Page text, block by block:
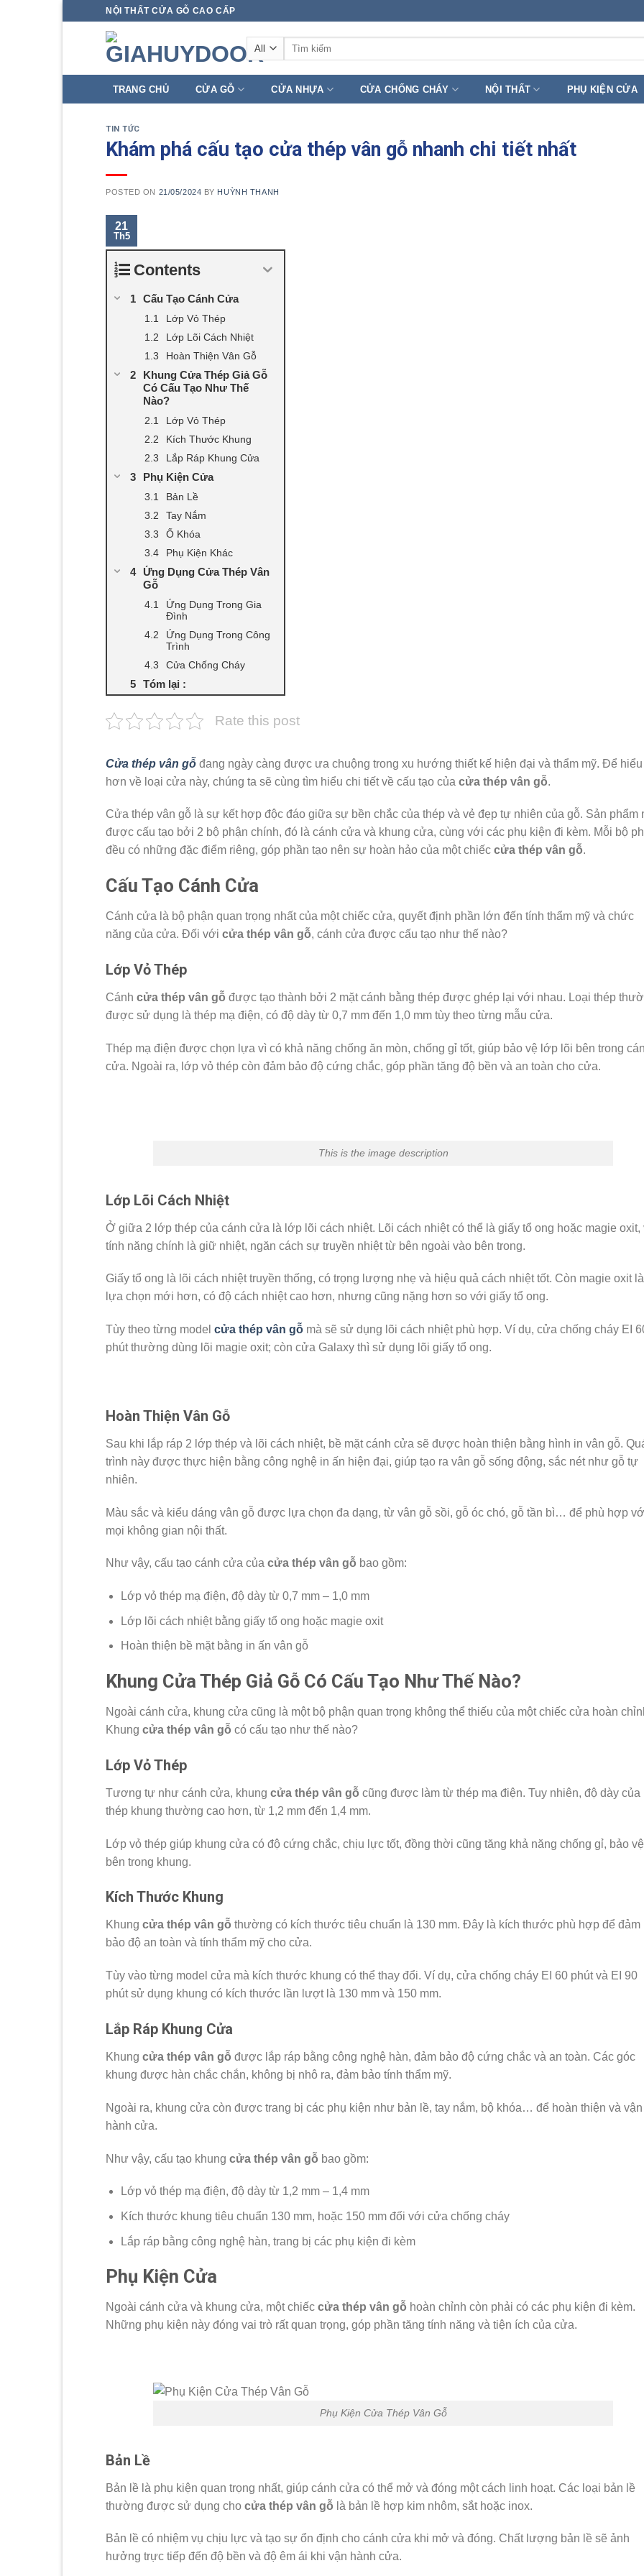
NỘI THẤT CỬA GỖ CAO CẤP
Tìm
TRANG CHỦ CỬA GỖ CỬA NHỰA CỬA CHỐNG CHÁY NỘI THẤT PHỤ KIỆN CỬA
TIN TỨC
Khám phá cấu tạo cửa thép vân gỗ nhanh chi tiết nhất
POSTED ON 21/05/2024 BY HUỲNH THANH
21
Th5
Contents
Cấu Tạo Cánh Cửa
Lớp Vỏ Thép
Lớp Lõi Cách Nhiệt
Hoàn Thiện Vân Gỗ
Khung Cửa Thép Giả Gỗ
Có Cấu Tạo Như Thế
Nào?
Lớp Vỏ Thép
Kích Thước Khung
Lắp Ráp Khung Cửa
Phụ Kiện Cửa
Bản Lề
Tay Nắm
Ổ Khóa
Phụ Kiện Khác
Ứng Dụng Cửa Thép Vân
Gỗ
Ứng Dụng Trong Gia
Đình
Ứng Dụng Trong Công
Trình
Cửa Chống Cháy
Tóm lại :
Rate this post
Cửa thép vân gỗ đang ngày càng được ưa chuộng trong xu hướng thiết kế hiện đại và thẩm mỹ. Để hiểu
hơn về loại cửa này, chúng ta sẽ cùng tìm hiểu chi tiết về cấu tạo của cửa thép vân gỗ.
Cửa thép vân gỗ là sự kết hợp độc đáo giữa sự bền chắc của thép và vẻ đẹp tự nhiên của gỗ. Sản phẩm
được cấu tạo bởi 2 bộ phận chính, đó là cánh cửa và khung cửa, cùng với các phụ kiện đi kèm. Mỗi bộ
đều có những đặc điểm riêng, góp phần tạo nên sự hoàn hảo của một chiếc cửa thép vân gỗ.
Cấu Tạo Cánh Cửa
Cánh cửa là bộ phận quan trọng nhất của một chiếc cửa, quyết định phần lớn đến tính thẩm mỹ và chức
năng của cửa. Đối với cửa thép vân gỗ, cánh cửa được cấu tạo như thế nào?
Lớp Vỏ Thép
Cánh cửa thép vân gỗ được tạo thành bởi 2 mặt cánh bằng thép được ghép lại với nhau. Loại thép
được sử dụng là thép mạ điện, có độ dày từ 0,7 mm đến 1,0 mm tùy theo từng mẫu cửa.
Thép mạ điện được chọn lựa vì có khả năng chống ăn mòn, chống gỉ tốt, giúp bảo vệ lớp lõi bên trong
cửa. Ngoài ra, lớp vỏ thép còn đảm bảo độ cứng chắc, góp phần tăng độ bền và an toàn cho cửa.
This is the image description
Lớp Lõi Cách Nhiệt
Ở giữa 2 lớp thép của cánh cửa là lớp lõi cách nhiệt. Lõi cách nhiệt có thể là giấy tổ ong hoặc magie oxit,
tính năng chính là giữ nhiệt, ngăn cách sự truyền nhiệt từ bên ngoài vào bên trong.
Giấy tổ ong là lõi cách nhiệt truyền thống, có trọng lượng nhẹ và hiệu quả cách nhiệt tốt. Còn magie oxit là
lựa chọn mới hơn, có độ cách nhiệt cao hơn, nhưng cũng nặng hơn so với giấy tổ ong.
Tùy theo từng model cửa thép vân gỗ mà sẽ sử dụng lõi cách nhiệt phù hợp. Ví dụ, cửa chống cháy EI
phút thường dùng lõi magie oxit; còn cửa Galaxy thì sử dụng lõi giấy tổ ong.
Hoàn Thiện Vân Gỗ
Sau khi lắp ráp 2 lớp thép và lõi cách nhiệt, bề mặt cánh cửa sẽ được hoàn thiện bằng hình in vân gỗ.
trình này được thực hiện bằng công nghệ in ấn hiện đại, giúp tạo ra vân gỗ sống động, sắc nét như gỗ tự
nhiên.
Màu sắc và kiểu dáng vân gỗ được lựa chọn đa dạng, từ vân gỗ sồi, gỗ óc chó, gỗ tần bì… để phù hợp
mọi không gian nội thất.
Như vậy, cấu tạo cánh cửa của cửa thép vân gỗ bao gồm:
Lớp vỏ thép mạ điện, độ dày từ 0,7 mm – 1,0 mm
Lớp lõi cách nhiệt bằng giấy tổ ong hoặc magie oxit
Hoàn thiện bề mặt bằng in ấn vân gỗ
Khung Cửa Thép Giả Gỗ Có Cấu Tạo Như Thế Nào?
Ngoài cánh cửa, khung cửa cũng là một bộ phận quan trọng không thể thiếu của một chiếc cửa hoàn
Khung cửa thép vân gỗ có cấu tạo như thế nào?
Lớp Vỏ Thép
Tương tự như cánh cửa, khung cửa thép vân gỗ cũng được làm từ thép mạ điện. Tuy nhiên, độ dày của
thép khung thường cao hơn, từ 1,2 mm đến 1,4 mm.
Lớp vỏ thép giúp khung cửa có độ cứng chắc, chịu lực tốt, đồng thời cũng tăng khả năng chống gỉ, bảo vệ
bên trong khung.
Kích Thước Khung
Khung cửa thép vân gỗ thường có kích thước tiêu chuẩn là 130 mm. Đây là kích thước phù hợp để đảm
bảo độ an toàn và tính thẩm mỹ cho cửa.
Tùy vào từng model cửa mà kích thước khung có thể thay đổi. Ví dụ, cửa chống cháy EI 60 phút và EI 90
phút sử dụng khung có kích thước lần lượt là 130 mm và 150 mm.
Lắp Ráp Khung Cửa
Khung cửa thép vân gỗ được lắp ráp bằng công nghệ hàn, đảm bảo độ cứng chắc và an toàn. Các góc
khung được hàn chắc chắn, không bị nhô ra, đảm bảo tính thẩm mỹ.
Ngoài ra, khung cửa còn được trang bị các phụ kiện như bản lề, tay nắm, bộ khóa… để hoàn thiện và vận
hành cửa.
Như vậy, cấu tạo khung cửa thép vân gỗ bao gồm:
Lớp vỏ thép mạ điện, độ dày từ 1,2 mm – 1,4 mm
Kích thước khung tiêu chuẩn 130 mm, hoặc 150 mm đối với cửa chống cháy
Lắp ráp bằng công nghệ hàn, trang bị các phụ kiện đi kèm
Phụ Kiện Cửa
Ngoài cánh cửa và khung cửa, một chiếc cửa thép vân gỗ hoàn chỉnh còn phải có các phụ kiện đi kèm.
Những phụ kiện này đóng vai trò rất quan trọng, góp phần tăng tính năng và tiện ích của cửa.
Phụ Kiện Cửa Thép Vân Gỗ
Bản Lề
Bản lề là phụ kiện quan trọng nhất, giúp cánh cửa có thể mở và đóng một cách linh hoạt. Các loại bản lề
thường được sử dụng cho cửa thép vân gỗ là bản lề hợp kim nhôm, sắt hoặc inox.
Bản lề có nhiệm vụ chịu lực và tạo sự ổn định cho cánh cửa khi mở và đóng. Chất lượng bản lề sẽ ảnh
hưởng trực tiếp đến độ bền và độ êm ái khi vận hành cửa.